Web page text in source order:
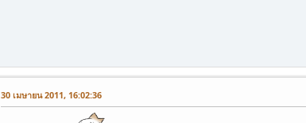
30 เมษายน 2011, 16:02:36